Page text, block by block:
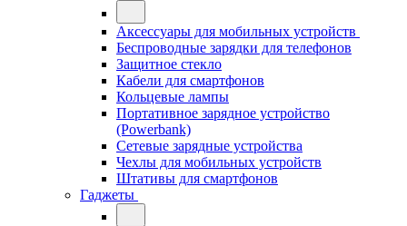
Аксессуары для мобильных устройств
Беспроводные зарядки для телефонов
Защитное стекло
Кабели для смартфонов
Кольцевые лампы
Портативное зарядное устройство
(Powerbank)
Сетевые зарядные устройства
Чехлы для мобильных устройств
Штативы для смартфонов
Гаджеты